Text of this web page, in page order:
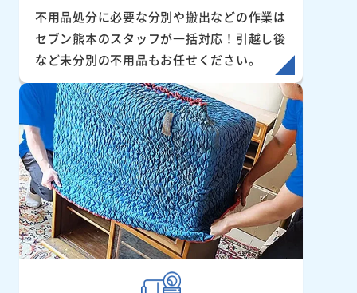
不用品処分に必要な分別や搬出などの作業は
セブン熊本のスタッフが一括対応！引越し後
など未分別の不用品もお任せください。